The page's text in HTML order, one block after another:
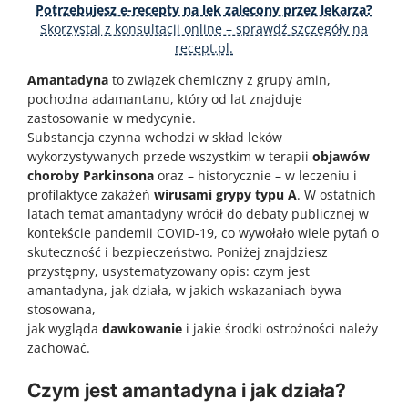
Potrzebujesz e-recepty na lek zalecony przez lekarza?
Skorzystaj z konsultacji online – sprawdź szczegóły na
recept.pl.
Amantadyna to związek chemiczny z grupy amin,
pochodna adamantanu, który od lat znajduje
zastosowanie w medycynie.
Substancja czynna wchodzi w skład leków
wykorzystywanych przede wszystkim w terapii objawów
choroby Parkinsona oraz – historycznie – w leczeniu i
profilaktyce zakażeń wirusami grypy typu A. W ostatnich
latach temat amantadyny wrócił do debaty publicznej w
kontekście pandemii COVID-19, co wywołało wiele pytań o
skuteczność i bezpieczeństwo. Poniżej znajdziesz
przystępny, usystematyzowany opis: czym jest
amantadyna, jak działa, w jakich wskazaniach bywa
stosowana,
jak wygląda dawkowanie i jakie środki ostrożności należy
zachować.
Czym jest amantadyna i jak działa?